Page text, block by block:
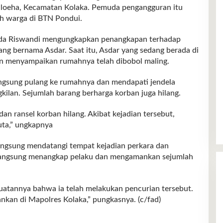
Kecamatan Kolaka. Pemuda pengangguran itu
warga di BTN Pondui.
Riswandi mengungkapkan penangkapan terhadap
bernama Asdar. Saat itu, Asdar yang sedang berada di
rumahnya telah dibobol maling.
pulang ke rumahnya dan mendapati jendela
Sejumlah barang berharga korban juga hilang.
ransel korban hilang. Akibat kejadian tersebut,
ungkapnya
mendatangi tempat kejadian perkara dan
menangkap pelaku dan mengamankan sejumlah
bahwa ia telah melakukan pencurian tersebut.
di Mapolres Kolaka,” pungkasnya. (c/fad)